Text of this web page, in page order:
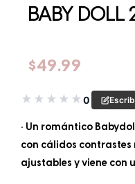
BABY DOLL
$49.99
★ ★ ★ ★ ★0
• Un romántico
con cálidos contrastes
ajustables y viene con